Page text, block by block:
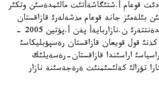
قوعام أ.شتئگاشةأتئث مالئمدةسئن وتكئر
بئلةمئز جانة قوعام مذشةلةرئ قازاقستان
مةن رةسةي پرةزيدةنتتةرئ ن.نازاربايةأ پةن أ.پؤتين 2005 -
قاثتار كذنئ قول قويعان قازاقستان رةسپؤبليكاسئ
اراسئندا قازاقستان-رةسةيلئك
تؤرالئ كةلئسئمنئث ةرةجةسئنة نازار